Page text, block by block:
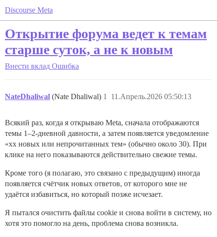
Discourse Meta
Открытие форума ведет к темам
старше суток, а не к новым
Внести вклад Ошибка
NateDhaliwal (Nate Dhaliwal) 11.Апрель.2026 05:50:13
1
Всякий раз, когда я открываю Meta, сначала отображаются
темы 1–2-дневной давности, а затем появляется уведомление
«xx новых или непрочитанных тем» (обычно около 30). При
клике на него показываются действительно свежие темы.
Кроме того (я полагаю, это связано с предыдущим) иногда
появляется счётчик новых ответов, от которого мне не
удаётся избавиться, но который позже исчезает.
Я пытался очистить файлы cookie и снова войти в систему, но
хотя это помогло на день, проблема снова возникла.